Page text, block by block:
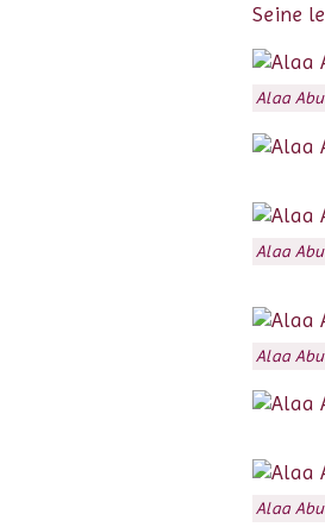
Seine
Alaa
Alaa
Alaa
Alaa